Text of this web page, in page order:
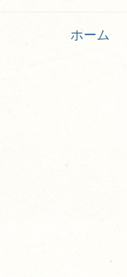
ホーム